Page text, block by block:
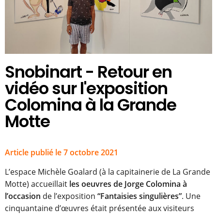
Snobinart - Retour en
vidéo sur l'exposition
Colomina à la Grande
Motte
Article publié le 7 octobre 2021
L’espace Michèle Goalard (à la capitainerie de La Grande
Motte) accueillait les oeuvres de Jorge Colomina à
l’occasion de l’exposition “Fantaisies singulières”. Une
cinquantaine d’œuvres était présentée aux visiteurs